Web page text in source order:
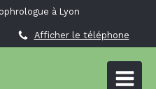
à Lyon
Afficher le téléphone